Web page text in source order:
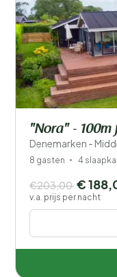
"Nora" - 100m
Denemarken -
8 gasten 4
€203,00 €
v.a. prijs per nacht